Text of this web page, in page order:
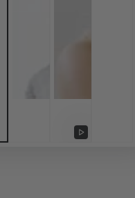
Riproduci